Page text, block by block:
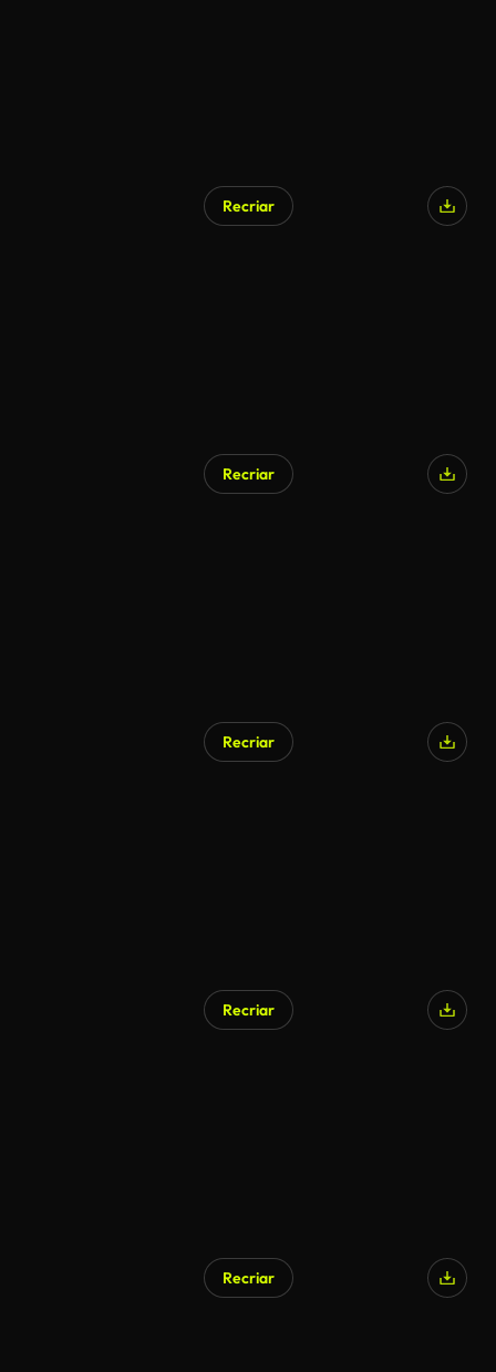
Recriar
Recriar
Recriar
Recriar
Recriar